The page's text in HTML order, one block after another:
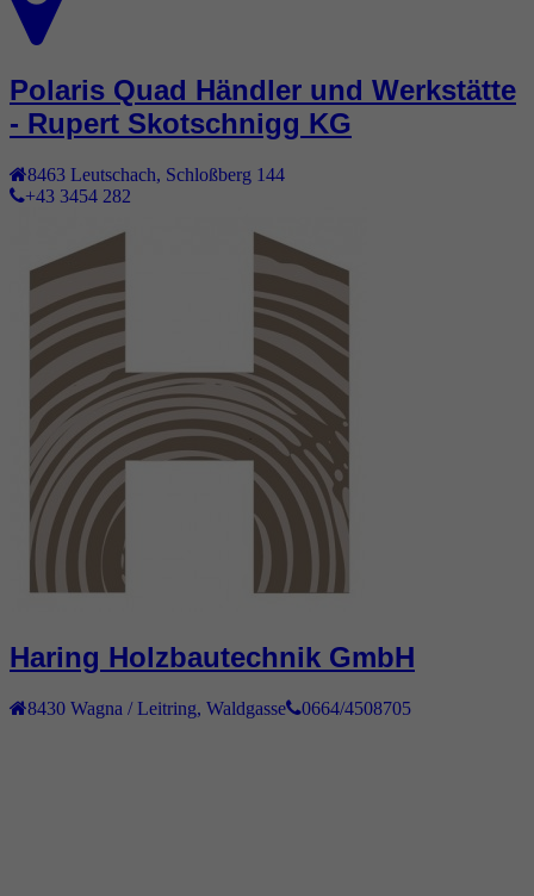
Polaris Quad Händler und Werkstätte
- Rupert Skotschnigg KG
8463 Leutschach, Schloßberg 144
+43 3454 282
Haring Holzbautechnik GmbH
8430 Wagna / Leitring Waldgasse 0664/4508705